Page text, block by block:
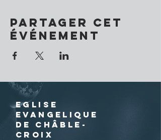
Partager cet
événement
EGLISE
EVANGELIQUE
DE CHÂBLE-
CROIX